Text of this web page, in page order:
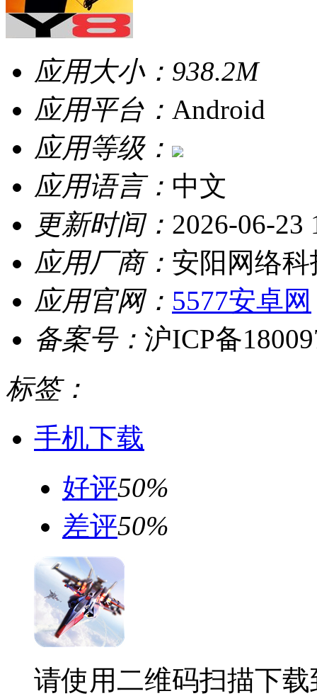
应用大小： 938.2M
应用平台： Android
应用等级：
应用语言： 中文
更新时间： 2026-06-23
应用厂商： 安阳网络
应用官网： 5577安卓网
备案号： 沪ICP备
标签：
手机下载
好评50%
差评50%
请使用二维码扫描下